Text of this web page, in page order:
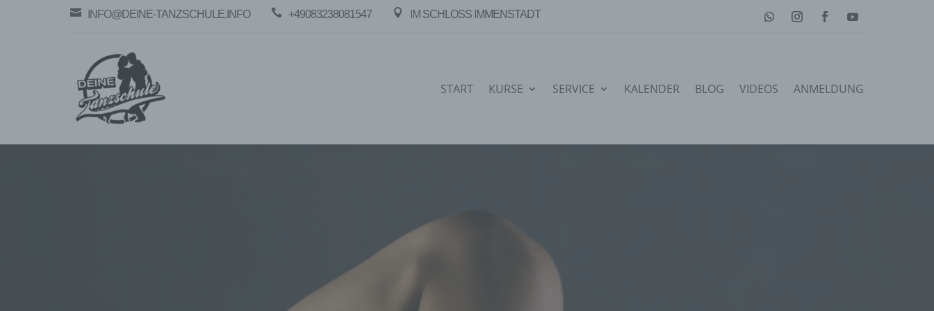
 INFO@DEINE-TANZSCHULE.INFO  +49083238081547  IM SCHLOSS IMMENSTADT
START KURSE SERVICE KALENDER BLOG VIDEOS ANMELDUNG